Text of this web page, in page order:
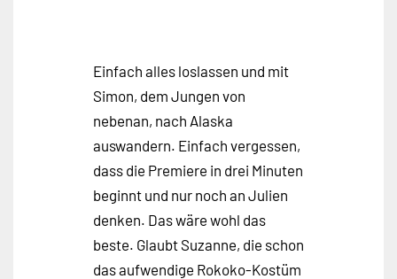
Einfach alles loslassen und mit
Simon, dem Jungen von
nebenan, nach Alaska
auswandern. Einfach vergessen,
dass die Premiere in drei Minuten
beginnt und nur noch an Julien
denken. Das wäre wohl das
beste. Glaubt Suzanne, die schon
das aufwendige Rokoko-Kostüm